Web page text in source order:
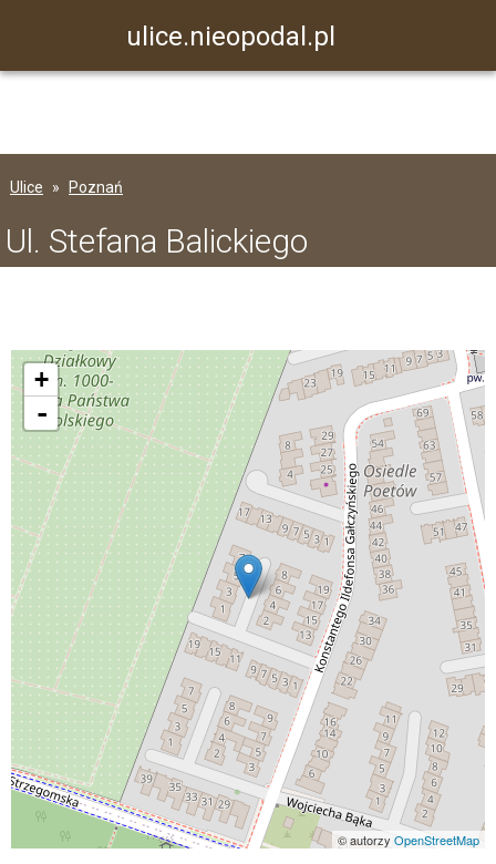
ulice.nieopodal.pl
Ulice Poznań
Ul. Stefana Balickiego
+
-
© autorzy OpenStreetMap